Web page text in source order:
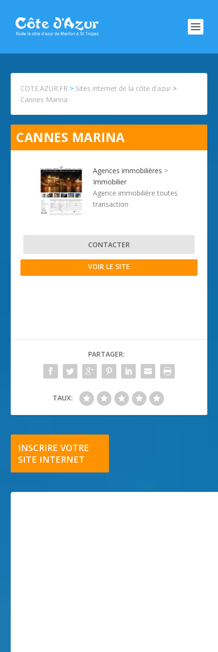
COTE.AZUR.FR > Sites internet de la côte d'azur >
Cannes Marina
CANNES MARINA
Agences immobilières >
Immobilier
Agence immobilière toutes
transaction
CONTACTER
VOIR LE SITE
PARTAGER:
TAUX:
INSCRIRE VOTRE
SITE INTERNET